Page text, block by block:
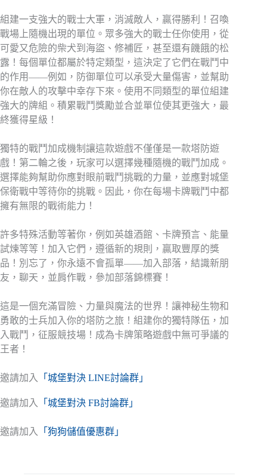
組建一支強大的戰士大軍，消滅敵人，贏得勝利！召喚
戰場上隨機出現的單位。眾多強大的戰士任你使用，從
可愛又危險的柴犬到海盜、修補匠，甚至還有饑餓的松
露！每個單位都屬於特定類型，這決定了它們在戰鬥中
的作用——例如，防御單位可以承受大量傷害，並幫助
你在敵人的攻擊中幸存下來。使用不同類型的單位組建
強大的牌組。積累戰鬥獎勵並合並單位使其更強大，最
終獲得星級！
獨特的戰鬥加成機制讓這款遊戲不僅僅是一款塔防遊
戲！第二輪之後，玩家可以選擇幾種隨機的戰鬥加成。
選擇能夠幫助你應對眼前戰鬥挑戰的力量，並應對城堡
保衛戰中等待你的挑戰。因此，你在每場卡牌戰鬥中都
擁有無限的戰術能力！
許多特殊活動等著你，例如英雄酒館、卡牌預言、能量
試煉等等！加入它們，遵循新的規則，贏取豐厚的獎
品！別忘了，你永遠不會孤單——加入部落，結識新朋
友，聊天，並肩作戰，參加部落錦標賽！
這是一個充滿冒險、力量與魔法的世界！讓神秘生物和
勇敢的士兵加入你的塔防之旅！組建你的獨特隊伍，加
入戰鬥，征服競技場！成為卡牌策略遊戲中無可爭議的
王者！
邀請加入 「城堡對決 LINE討論群」
邀請加入 「城堡對決 FB討論群」
邀請加入 「狗狗儲值優惠群」